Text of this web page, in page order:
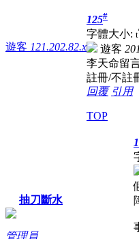
遊客 121.202.82.x
125#
字體大小: t
遊客
李天命留
註冊/不註
回覆 引用
TOP
抽刀斷水
管理員